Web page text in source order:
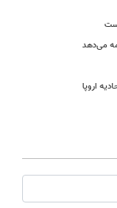
می‌دهد
اروپا